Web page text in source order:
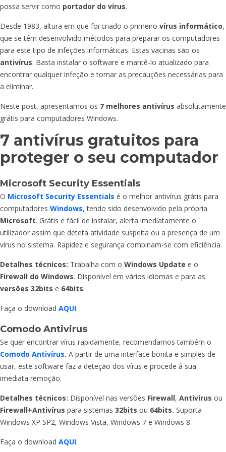
possa servir como portador do vírus.
Desde 1983, altura em que foi criado o primeiro vírus informático,
que se têm desenvolvido métodos para preparar os computadores
para este tipo de infeções informáticas. Estas vacinas são os
antivírus. Basta instalar o software e mantê-lo atualizado para
encontrar qualquer infeção e tomar as precauções necessárias para
a eliminar.
Neste post, apresentamos os 7 melhores antivírus absolutamente
grátis para computadores Windows.
7 antivírus gratuitos para
proteger o seu computador
Microsoft Security Essentials
O Microsoft Security Essentials é o melhor antivírus grátis para
computadores Windows, tendo sido desenvolvido pela própria
Microsoft. Grátis e fácil de instalar, alerta imediatamente o
utilizador assim que deteta atividade suspeita ou a presença de um
vírus no sistema. Rapidez e segurança combinam-se com eficiência.
Detalhes técnicos: Trabalha com o Windows Update e o
Firewall do Windows. Disponível em vários idiomas e para as
versões 32bits e 64bits.
Faça o download AQUI.
Comodo Antivirus
Se quer encontrar vírus rapidamente, recomendamos também o
Comodo Antivírus. A partir de uma interface bonita e simples de
usar, este software faz a deteção dos vírus e procede à sua
imediata remoção.
Detalhes técnicos: Disponível nas versões Firewall, Antivírus ou
Firewall+Antivírus para sistemas 32bits ou 64bits. Suporta
Windows XP SP2, Windows Vista, Windows 7 e Windows 8.
Faça o download AQUI.